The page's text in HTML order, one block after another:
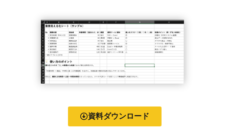
資料ダウンロード